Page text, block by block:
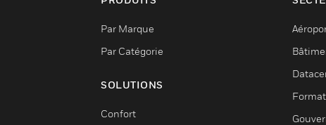
Par Marque
Par Catégorie
SOLUTIONS
Confort